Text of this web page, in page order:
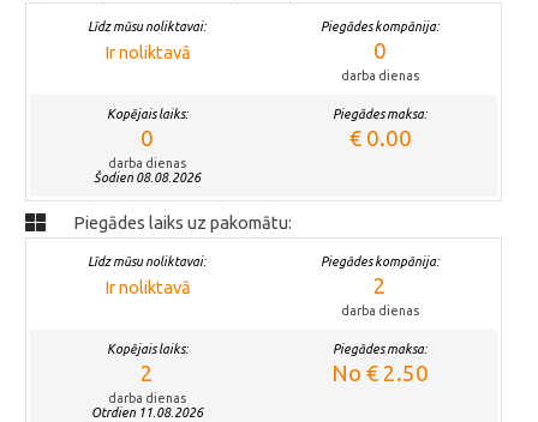
Līdz mūsu noliktavai:
Ir noliktavā
Piegādes kompānija:
0
darba dienas
Kopējais laiks:
0
darba dienas
Šodien 08.08.2026
Piegādes maksa:
€ 0.00
Piegādes laiks uz pakomātu:
Līdz mūsu noliktavai:
Ir noliktavā
Piegādes kompānija:
2
darba dienas
Kopējais laiks:
2
darba dienas
Otrdien 11.08.2026
Piegādes maksa:
No € 2.50